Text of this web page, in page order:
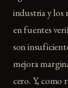
industria y los
en fuentes
son
mejora
cero. Y, como